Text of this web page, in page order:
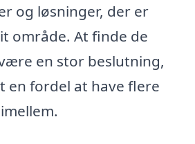
og løsninger, der er
område. At finde de
en stor beslutning,
en fordel at have flere